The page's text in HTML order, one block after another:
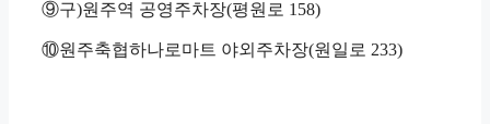
⑨구)원주역 공영주차장(평원로 158)
⑩원주축협하나로마트 야외주차장(원일로 233)